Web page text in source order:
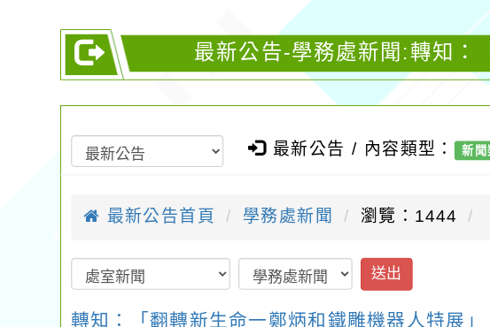
最新公告-學務處新聞:轉知：
最新公告 / 內容類型： 新聞
最新公告首頁 學務處新聞 瀏覽：1444
送出
轉知：「翻轉新生命一鄭炳和鐵雕機器人特展」